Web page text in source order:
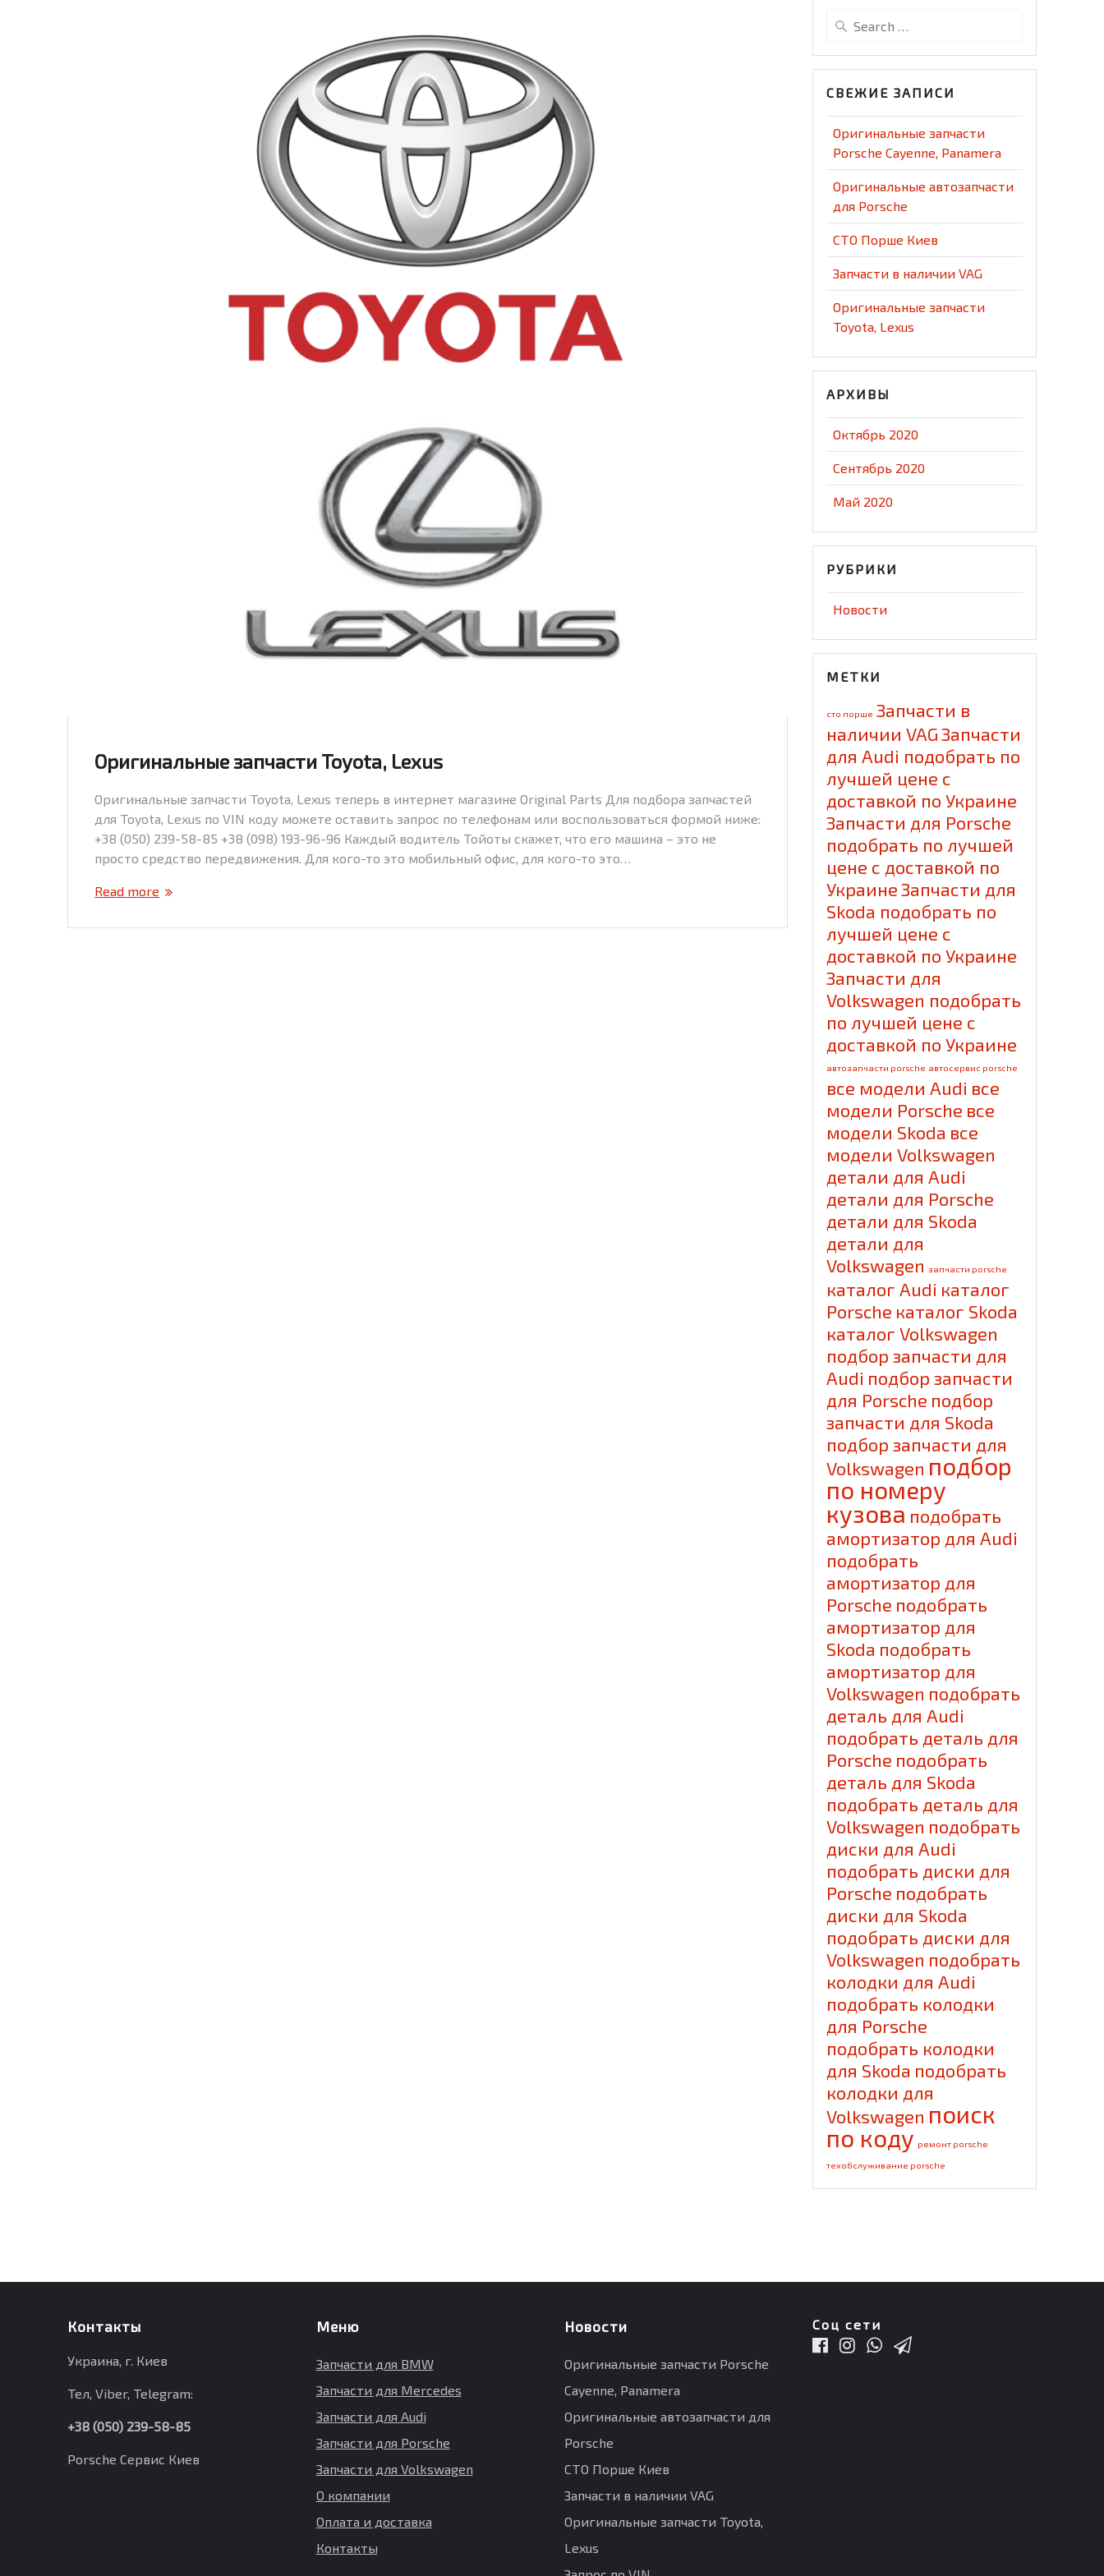
Оригинальные запчасти Toyota, Lexus
Оригинальные запчасти Toyota, Lexus теперь в интернет магазине Original Parts Для подбора запчастей
для Toyota, Lexus по VIN коду можете оставить запрос по телефонам или воспользоваться формой ниже:
+38 (050) 239-58-85 +38 (098) 193-96-96 Каждый водитель Тойоты скажет, что его машина – это не
просто средство передвижения. Для кого-то это мобильный офис, для кого-то это…
Read more
Search
СВЕЖИЕ ЗАПИСИ
Оригинальные запчасти
Porsche Cayenne, Panamera
Оригинальные автозапчасти
для Porsche
СТО Порше Киев
Запчасти в наличии VAG
Оригинальные запчасти
Toyota, Lexus
АРХИВЫ
Октябрь 2020
Сентябрь 2020
Май 2020
РУБРИКИ
Новости
МЕТКИ
cто порше Запчасти в
наличии VAG Запчасти
для Audi подобрать по
лучшей цене с
доставкой по Украине
Запчасти для Porsche
подобрать по лучшей
цене с доставкой по
Украине Запчасти для
Skoda подобрать по
лучшей цене с
доставкой по Украине
Запчасти для
Volkswagen подобрать
по лучшей цене с
доставкой по Украине
автозапчасти porsche автосервис porsche
все модели Audi все
модели Porsche все
модели Skoda все
модели Volkswagen
детали для Audi
детали для Porsche
детали для Skoda
детали для
Volkswagen запчасти porsche
каталог Audi каталог
Porsche каталог Skoda
каталог Volkswagen
подбор запчасти для
Audi подбор запчасти
для Porsche подбор
запчасти для Skoda
подбор запчасти для
Volkswagen подбор
по номеру
кузова подобрать
амортизатор для Audi
подобрать
амортизатор для
Porsche подобрать
амортизатор для
Skoda подобрать
амортизатор для
Volkswagen подобрать
деталь для Audi
подобрать деталь для
Porsche подобрать
деталь для Skoda
подобрать деталь для
Volkswagen подобрать
диски для Audi
подобрать диски для
Porsche подобрать
диски для Skoda
подобрать диски для
Volkswagen подобрать
колодки для Audi
подобрать колодки
для Porsche
подобрать колодки
для Skoda подобрать
колодки для
Volkswagen поиск
по коду ремонт porsche
техобслуживание porsche
Контакты
Украина, г. Киев
Тел, Viber, Telegram:
+38 (050) 239-58-85
Porsche Сервис Киев
Меню
Запчасти для BMW
Запчасти для Mercedes
Запчасти для Audi
Запчасти для Porsche
Запчасти для Volkswagen
О компании
Оплата и доставка
Контакты
Новости
Оригинальные запчасти Porsche
Cayenne, Panamera
Оригинальные автозапчасти для
Porsche
СТО Порше Киев
Запчасти в наличии VAG
Оригинальные запчасти Toyota,
Lexus
Соц сети